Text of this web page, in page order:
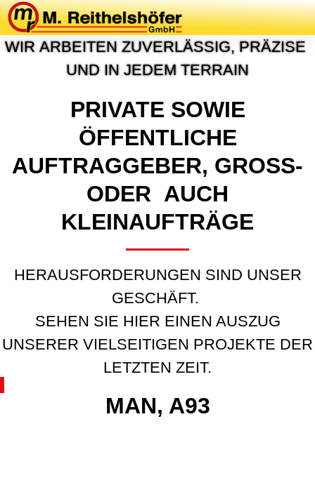
PROJEKTE & REFERENZEN
WIR ARBEITEN ZUVERLÄSSIG, PRÄZISE
UND IN JEDEM TERRAIN
PRIVATE SOWIE
ÖFFENTLICHE
AUFTRAGGEBER, GROSS- O
DER AUCH K
LEINAUFTRÄGE
HERAUSFORDERUNGEN SIND UNSER
GESCHÄFT.
SEHEN SIE HIER EINEN AUSZUG
UNSERER VIELSEITIGEN PROJEKTE DER
LETZTEN ZEIT.
MAN, A93